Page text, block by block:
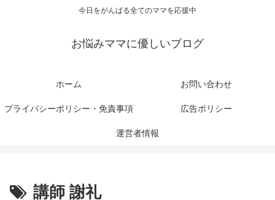
今日をがんばる全てのママを応援中
お悩みママに優しいブログ
ホーム お問い合わせ
プライバシーポリシー・免責事項 広告ポリシー
運営者情報
講師 謝礼